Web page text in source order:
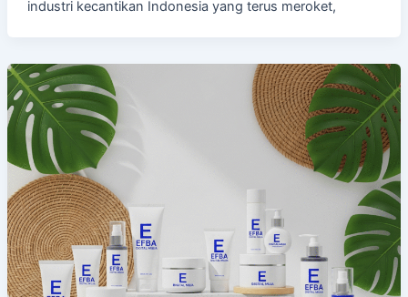
industri kecantikan Indonesia yang terus meroket,